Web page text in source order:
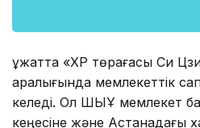
Құжатта «ҚХР төрағасы Си
аралығында мемлекеттік
келеді. Ол ШЫҰ мемлекет
кеңесіне және Астанадағы